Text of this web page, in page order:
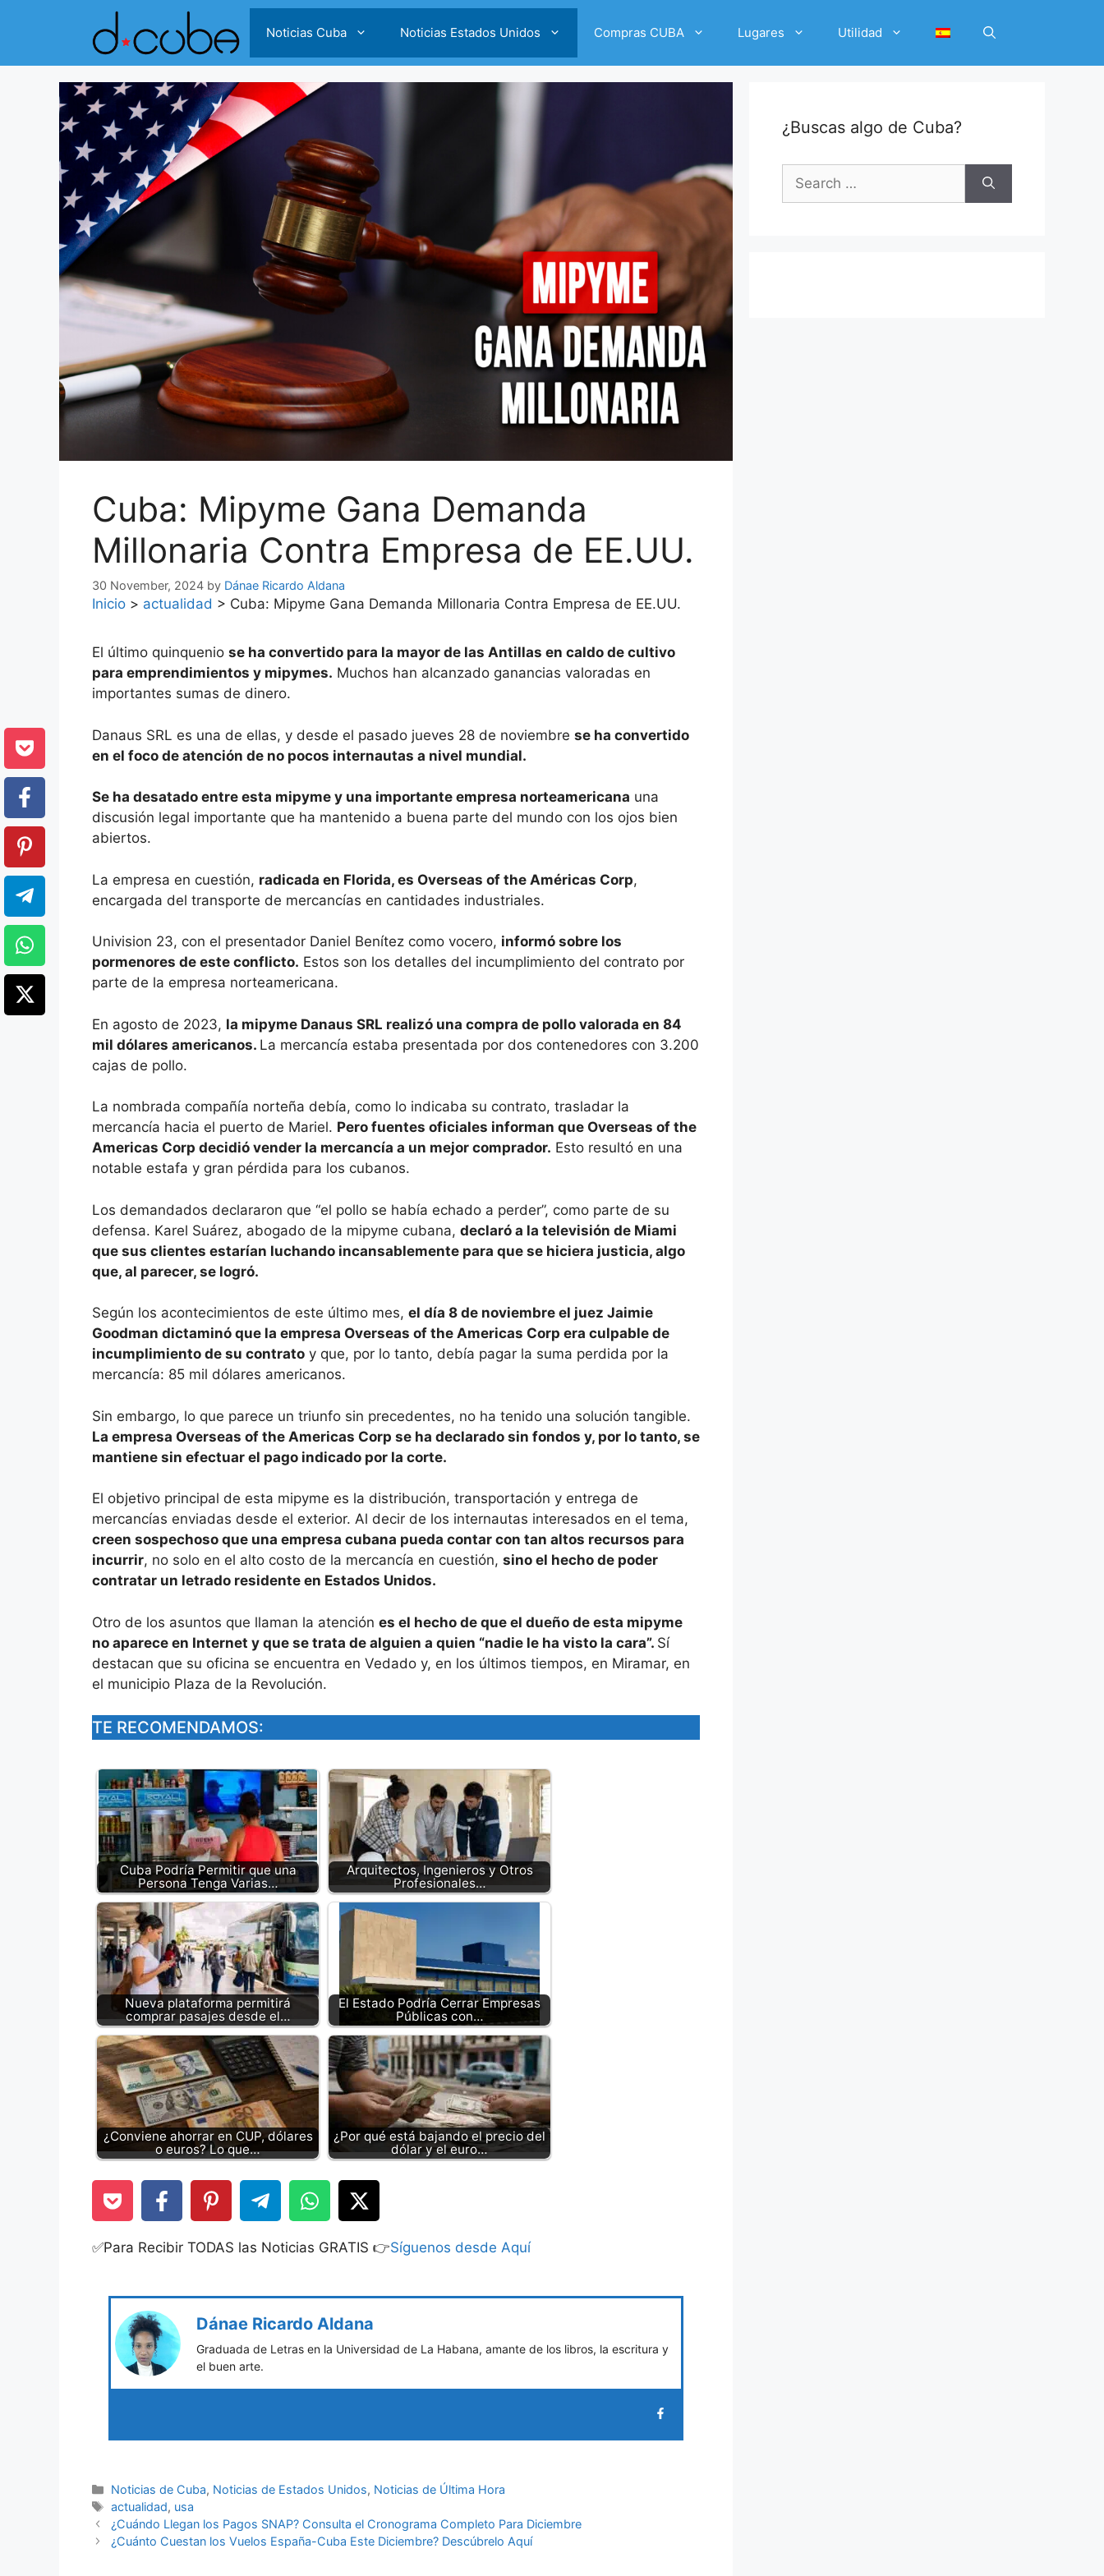
Noticias Cuba Noticias Estados Unidos Compras CUBA Lugares Utilidad
Cuba: Mipyme Gana Demanda
Millonaria Contra Empresa de EE.UU.
30 November, 2024 by Dánae Ricardo Aldana
Inicio > actualidad > Cuba: Mipyme Gana Demanda Millonaria Contra Empresa de EE.UU.
El último quinquenio se ha convertido para la mayor de las Antillas en caldo de cultivo
para emprendimientos y mipymes. Muchos han alcanzado ganancias valoradas en
importantes sumas de dinero.
Danaus SRL es una de ellas, y desde el pasado jueves 28 de noviembre se ha convertido
en el foco de atención de no pocos internautas a nivel mundial.
Se ha desatado entre esta mipyme y una importante empresa norteamericana una
discusión legal importante que ha mantenido a buena parte del mundo con los ojos bien
abiertos.
La empresa en cuestión, radicada en Florida, es Overseas of the Américas Corp,
encargada del transporte de mercancías en cantidades industriales.
Univision 23, con el presentador Daniel Benítez como vocero, informó sobre los
pormenores de este conflicto. Estos son los detalles del incumplimiento del contrato por
parte de la empresa norteamericana.
En agosto de 2023, la mipyme Danaus SRL realizó una compra de pollo valorada en 84
mil dólares americanos. La mercancía estaba presentada por dos contenedores con 3.200
cajas de pollo.
La nombrada compañía norteña debía, como lo indicaba su contrato, trasladar la
mercancía hacia el puerto de Mariel. Pero fuentes oficiales informan que Overseas of the
Americas Corp decidió vender la mercancía a un mejor comprador. Esto resultó en una
notable estafa y gran pérdida para los cubanos.
Los demandados declararon que “el pollo se había echado a perder”, como parte de su
defensa. Karel Suárez, abogado de la mipyme cubana, declaró a la televisión de Miami
que sus clientes estarían luchando incansablemente para que se hiciera justicia, algo
que, al parecer, se logró.
Según los acontecimientos de este último mes, el día 8 de noviembre el juez Jaimie
Goodman dictaminó que la empresa Overseas of the Americas Corp era culpable de
incumplimiento de su contrato y que, por lo tanto, debía pagar la suma perdida por la
mercancía: 85 mil dólares americanos.
Sin embargo, lo que parece un triunfo sin precedentes, no ha tenido una solución tangible.
La empresa Overseas of the Americas Corp se ha declarado sin fondos y, por lo tanto, se
mantiene sin efectuar el pago indicado por la corte.
El objetivo principal de esta mipyme es la distribución, transportación y entrega de
mercancías enviadas desde el exterior. Al decir de los internautas interesados en el tema,
creen sospechoso que una empresa cubana pueda contar con tan altos recursos para
incurrir, no solo en el alto costo de la mercancía en cuestión, sino el hecho de poder
contratar un letrado residente en Estados Unidos.
Otro de los asuntos que llaman la atención es el hecho de que el dueño de esta mipyme
no aparece en Internet y que se trata de alguien a quien “nadie le ha visto la cara”. Sí
destacan que su oficina se encuentra en Vedado y, en los últimos tiempos, en Miramar, en
el municipio Plaza de la Revolución.
TE RECOMENDAMOS:
Cuba Podría Permitir que una
Persona Tenga Varias…
Arquitectos, Ingenieros y Otros
Profesionales…
Nueva plataforma permitirá
comprar pasajes desde el…
El Estado Podría Cerrar Empresas
Públicas con…
¿Conviene ahorrar en CUP, dólares
o euros? Lo que…
¿Por qué está bajando el precio del
dólar y el euro…
✅Para Recibir TODAS las Noticias GRATIS 👉Síguenos desde Aquí
Dánae Ricardo Aldana
Graduada de Letras en la Universidad de La Habana, amante de los libros, la escritura y
el buen arte.
Categories
Noticias de Cuba, Noticias de Estados Unidos, Noticias de Última Hora
Tags
actualidad, usa
¿Cuándo Llegan los Pagos SNAP? Consulta el Cronograma Completo Para Diciembre
¿Cuánto Cuestan los Vuelos España-Cuba Este Diciembre? Descúbrelo Aquí
¿Buscas algo de Cuba?
Search
for: